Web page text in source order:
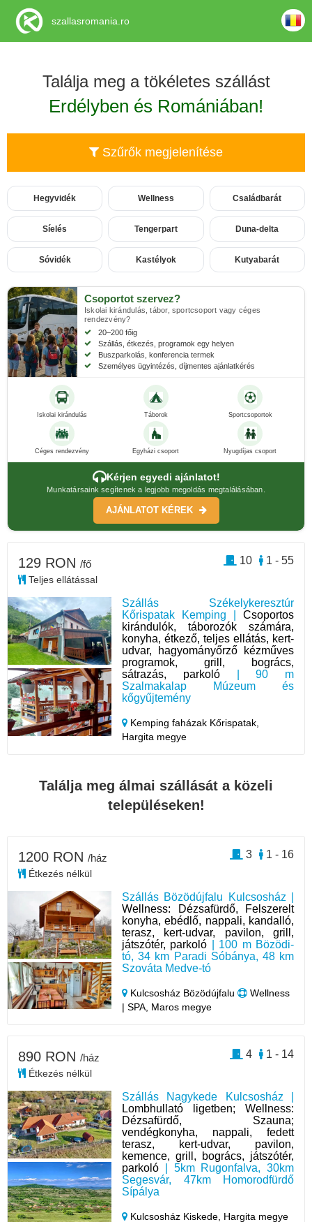
Találja meg a tökéletes szállást
Erdélyben és Romániában!
Szűrők megjelenítése
Hegyvidék Wellness Családbarát
Síelés Tengerpart Duna-delta
Sóvidék Kastélyok Kutyabarát
Csoportot szervez?
Iskolai kirándulás, tábor, sportcsoport vagy céges
rendezvény?
20–200 főig
Szállás, étkezés, programok egy helyen
Buszparkolás, konferencia termek
Személyes ügyintézés, díjmentes ajánlatkérés
Iskolai kirándulás Táborok Sportcsoportok
Céges rendezvény Egyházi csoport Nyugdíjas csoport
Kérjen egyedi ajánlatot!
Munkatársaink segítenek a legjobb megoldás megtalálásában.
AJÁNLATOT KÉREK
Szállás Székelykeresztúr
Kőrispatak Kemping | Csoportos
kirándulók, táborozók számára,
konyha, étkező, teljes ellátás, kert-
udvar, hagyományőrző kézműves
programok, grill, bogrács,
sátrazás, parkoló| 90 m
Szalmakalap Múzeum és
kőgyűjtemény
Kemping faházak Kőrispatak,
Hargita megye
129 RON /fő
Teljes ellátással
1 - 55
10
Találja meg álmai szállását a közeli
településeken!
Szállás Bözödújfalu Kulcsosház |
Wellness: Dézsafürdő, Felszerelt
konyha, ebédlő, nappali, kandalló,
terasz, kert-udvar, pavilon, grill,
játszótér, parkoló | 100 m Bözödi-
tó, 34 km Paradi Sóbánya, 48 km
Szováta Medve-tó
Kulcsosház Bözödújfalu
Wellness
| SPA, Maros megye
1200 RON /ház
Étkezés nélkül
1 - 16
3
Szállás Nagykede Kulcsosház |
Lombhullató ligetben; Wellness:
Dézsafürdő, Szauna;
vendégkonyha, nappali, fedett
terasz, kert-udvar, pavilon,
kemence, grill, bogrács, játszótér,
parkoló | 5km Rugonfalva, 30km
Segesvár, 47km Homorodfürdő
Sípálya
Kulcsosház Kiskede, Hargita megye
890 RON /ház
Étkezés nélkül
1 - 14
4
szallasromania.ro